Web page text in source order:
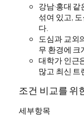
강남·홍대
섞여 있고,
다.
도심과 교외
무 환경에 크
대학가 인근
많고 최신
조건 비교를 위
세부항목